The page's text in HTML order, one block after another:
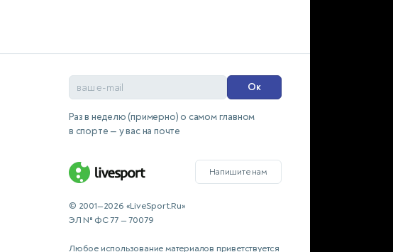
Ок
Раз в неделю (примерно) о самом главном
в спорте — у вас на почте
Напишите нам
© 2001—2026 «LiveSport.Ru»
ЭЛ № ФС 77 — 70079
Любое использование материалов приветствуется